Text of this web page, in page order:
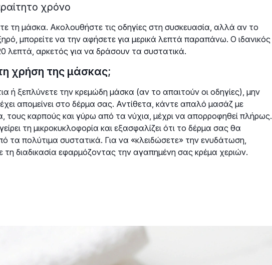
χρόνο
τη μάσκα. Ακολουθήστε τις οδηγίες στη συσκευασία, αλλά αν το
μπορείτε να την αφήσετε για μερικά λεπτά παραπάνω. Ο ιδανικός
λεπτά, αρκετός για να δράσουν τα συστατικά.
χρήση της μάσκας;
ή ξεπλύνετε την κρεμώδη μάσκα (αν το απαιτούν οι οδηγίες), μην
απομείνει στο δέρμα σας. Αντίθετα, κάντε απαλό μασάζ με
τους καρπούς και γύρω από τα νύχια, μέχρι να απορροφηθεί πλήρως.
τη μικροκυκλοφορία και εξασφαλίζει ότι το δέρμα σας θα
τα πολύτιμα συστατικά. Για να «κλειδώσετε» την ενυδάτωση,
τη διαδικασία εφαρμόζοντας την αγαπημένη σας κρέμα χεριών.